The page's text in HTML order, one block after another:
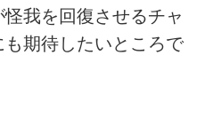
我を回復させるチャ
期待したいところで